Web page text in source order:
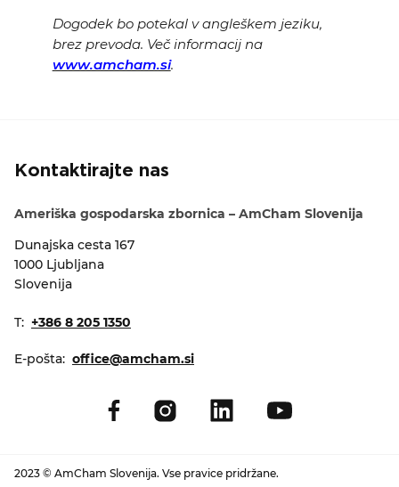
Dogodek bo potekal v angleškem jeziku,
brez prevoda. Več informacij na
www.amcham.si.
Kontaktirajte nas
Ameriška gospodarska zbornica – AmCham Slovenija
Dunajska cesta 167
1000 Ljubljana
Slovenija
T: +386 8 205 1350
E-pošta: office@amcham.si
2023 © AmCham Slovenija. Vse pravice pridržane.